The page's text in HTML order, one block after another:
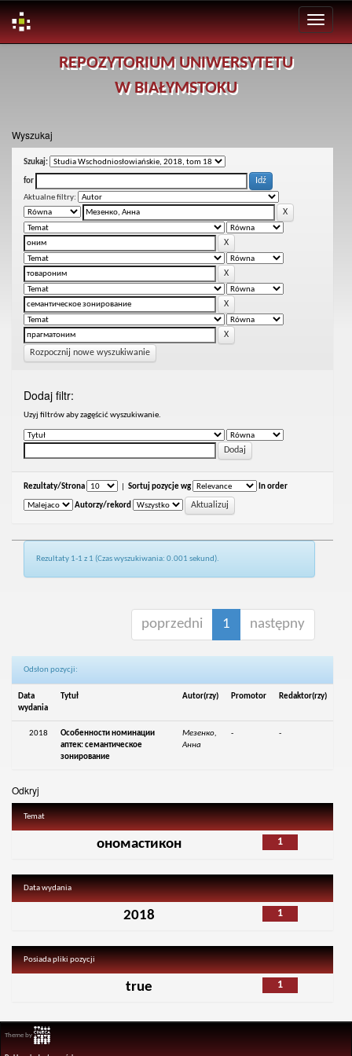
REPOZYTORIUM UNIWERSYTETU
W BIAŁYMSTOKU
Wyszukaj
Szukaj:
for
Aktualne filtry:
Rozpocznij nowe wyszukiwanie
Dodaj filtr:
Uzyj filtrów aby zagęścić wyszukiwanie.
Rezultaty/Strona Sortuj pozycje wg In order
Autorzy/rekord
Rezultaty 1-1 z 1 (Czas wyszukiwania: 0.001 sekund).
poprzedni 1 następny
Odsłon pozycji:
Data
wydania
Tytuł Autor(rzy) Promotor Redaktor(rzy)
2018
Особенности номинации
аптек: семантическое
зонирование
Мезенко,
Анна
- -
Odkryj
Temat
1
ономастикон
Data wydania
1
2018
Posiada pliki pozycji
1
true
Theme by